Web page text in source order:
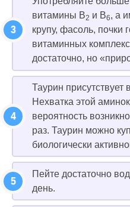
витамины B2 и B6, а
крупу, фасоль, почки
витаминных
достаточно, но
Таурин
Нехватка этой
вероятность
раз. Таурин можно
биологически
Пейте достаточно
день.